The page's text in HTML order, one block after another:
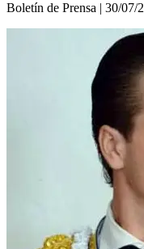
Boletí­n de Prensa | 30/07/